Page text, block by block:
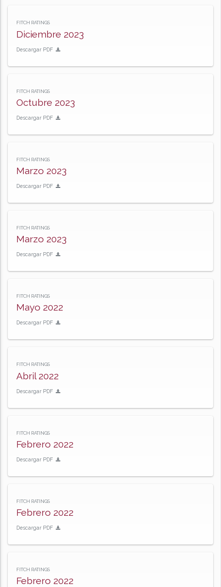
FITCH RATINGS
Diciembre 2023
Descargar PDF
FITCH RATINGS
Octubre 2023
Descargar PDF
FITCH RATINGS
Marzo 2023
Descargar PDF
FITCH RATINGS
Marzo 2023
Descargar PDF
FITCH RATINGS
Mayo 2022
Descargar PDF
FITCH RATINGS
Abril 2022
Descargar PDF
FITCH RATINGS
Febrero 2022
Descargar PDF
FITCH RATINGS
Febrero 2022
Descargar PDF
FITCH RATINGS
Febrero 2022